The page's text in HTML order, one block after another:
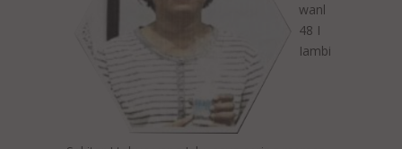
wanl
48 I
Iambi